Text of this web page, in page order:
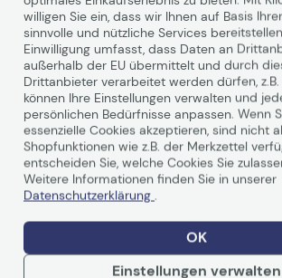
dem echten Lenkrad zu finden sind,
mm großes IPS-LCD-Display,
Renninformationen
Die Rennanzeige verfügt über
jeweilige Spielart oder das zu fahrende
15 für die Motordrehzahl und 2 x 3 für
Rennleitung.
Die 100-prozentige
des Lenkrads bietet ein ausgewogenes
für extrem präzise Bewegungen
insbesondere in Spielen bei denen
im Mittelpunkt stehen. Texturierte
austauschbare Thrustmaster T-
Schaltwippen (separat erhältlich)
Replika-Lenkrad zu einem wirklich
Weiterlesen
Technische Daten
Allgemein
ThrustMaster
Herst. Art. Nr.
4060172
willigen Sie ein, dass wir Ihnen auf Basis
sinnvolle und nützliche Services
Einwilligung umfasst, dass Daten an
außerhalb der EU übermittelt und durch
Drittanbieter verarbeitet werden dürfen, z.B.
können Ihre Einstellungen verwalten und
persönlichen Bedürfnisse anpassen. Wenn
essenzielle Cookies akzeptieren, sind nicht
Shopfunktionen wie z.B. der Merkzettel
entscheiden Sie, welche Cookies Sie
Weitere Informationen finden Sie in unserer
Datenschutzerklärung .
OK
Einstellungen verwalten